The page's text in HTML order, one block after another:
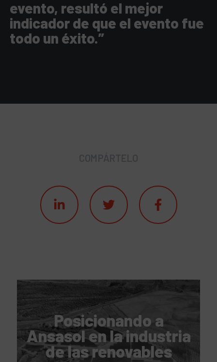
evento, resultó el mejor
indicador de que el evento fue
todo un éxito.”
Posicionando a
Ansasol en la industria
de las renovables